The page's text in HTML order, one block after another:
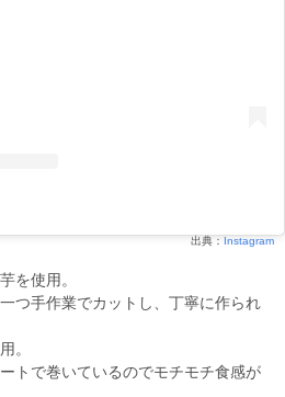
出典： Instagram
を使用。
つ手作業でカットし、丁寧に作られ
。
トで巻いているのでモチモチ食感が